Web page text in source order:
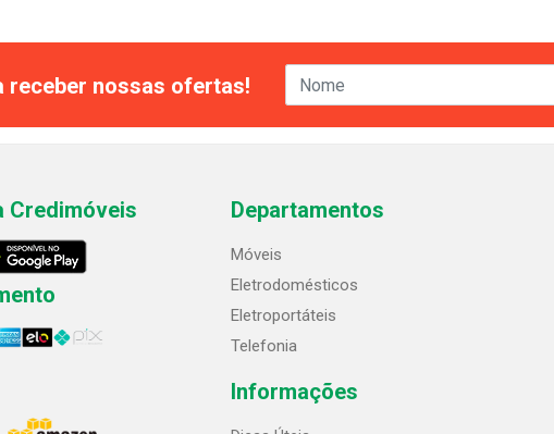
receber nossas ofertas!
Credimóveis Departamentos
Móveis
Eletrodomésticos
Eletroportáteis
Telefonia
Informações